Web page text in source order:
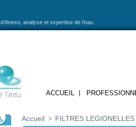
d'Anexo, analyse et expertise de l'eau.
ACCUEIL
Accueil > FILTRES LEGIONELLES